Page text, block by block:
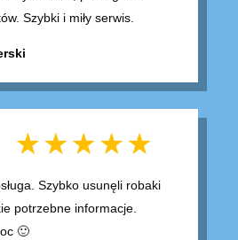
Szybki i miły serwis.
Szybko usunęli robaki
potrzebne informacje.
🙂